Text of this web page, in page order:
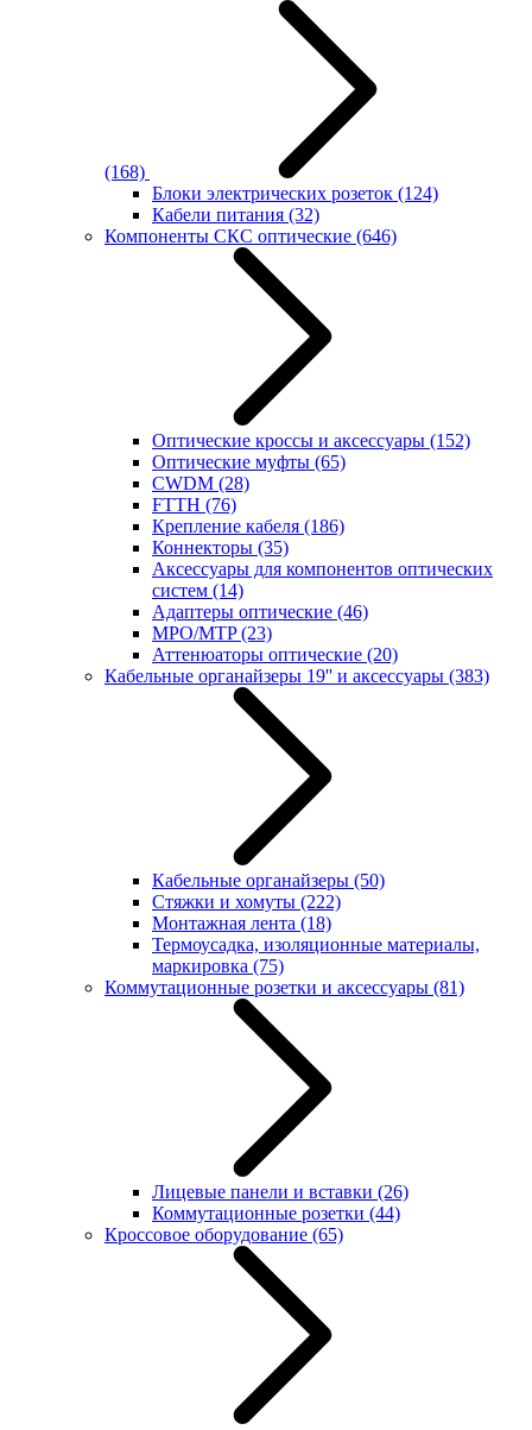
(168)
Блоки электрических розеток (124)
Кабели питания (32)
Компоненты СКС оптические (646)
Оптические кроссы и аксессуары (152)
Оптические муфты (65)
CWDM (28)
FTTH (76)
Крепление кабеля (186)
Коннекторы (35)
Аксессуары для компонентов оптических
систем (14)
Адаптеры оптические (46)
MPO/MTP(23)
Аттенюаторы оптические (20)
Кабельные органайзеры 19'' и аксессуары (383)
Кабельные органайзеры (50)
Стяжки и хомуты (222)
Монтажная лента (18)
Термоусадка, изоляционные материалы,
маркировка (75)
Коммутационные розетки и аксессуары (81)
Лицевые панели и вставки (26)
Коммутационные розетки (44)
Кроссовое оборудование (65)